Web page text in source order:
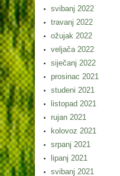
svibanj 2022
travanj 2022
ožujak 2022
veljača 2022
siječanj 2022
prosinac 2021
studeni 2021
listopad 2021
rujan 2021
kolovoz 2021
srpanj 2021
lipanj 2021
svibanj 2021